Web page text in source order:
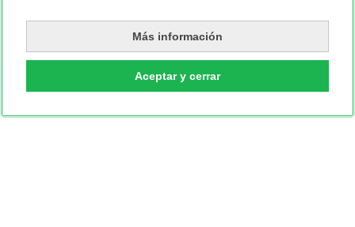
Más información
Aceptar y cerrar